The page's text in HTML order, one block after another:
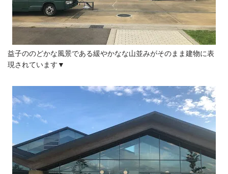
益子ののどかな風景である緩やかなな山並みがそのまま建物に表
現されています▼